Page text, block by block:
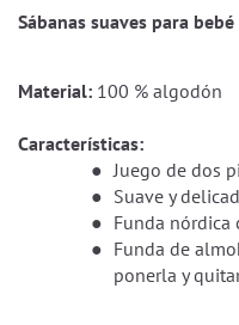
Sábanas suaves para
Material: 100 % algodón
Características:
Juego de dos
Suave y
Funda nórdica
Funda de
ponerla y